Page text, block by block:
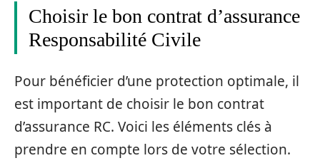
Choisir le bon contrat d’assurance
Responsabilité Civile
Pour bénéficier d’une protection optimale, il
est important de choisir le bon contrat
d’assurance RC. Voici les éléments clés à
prendre en compte lors de votre sélection.